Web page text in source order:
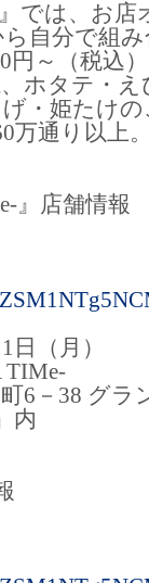
では、お
自分で組
円～（税込
ホタテ・
・姫たけ
万通り以上
』店舗情報
日（月）
TIMe-
6－38 グラ
内